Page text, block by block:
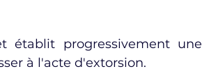
établit progressivement une
à l'acte d'extorsion.